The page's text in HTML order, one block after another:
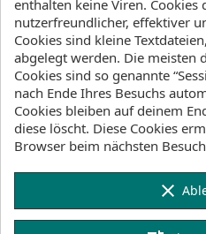
Rollen sorgen dafür,
Gearbag Core mühelos
100% recyceltes PU
Toploader mit
Tasche für dein
Wesentliche
Leichtgewicht
Bestmöglicher Schutz für
dass das Übergepack
das ermöglicht die super
Schaumstoffpolsterung
Ripstopmaterial.
enthalten keine Viren. Cookies
nutzerfreundlicher, effektiver
Cookies sind kleine
abgelegt werden. Die meisten
Cookies sind so genannte
nach Ende Ihres Besuchs
Cookies bleiben auf deinem
diese löscht. Diese Cookies
Browser beim nächsten
clear